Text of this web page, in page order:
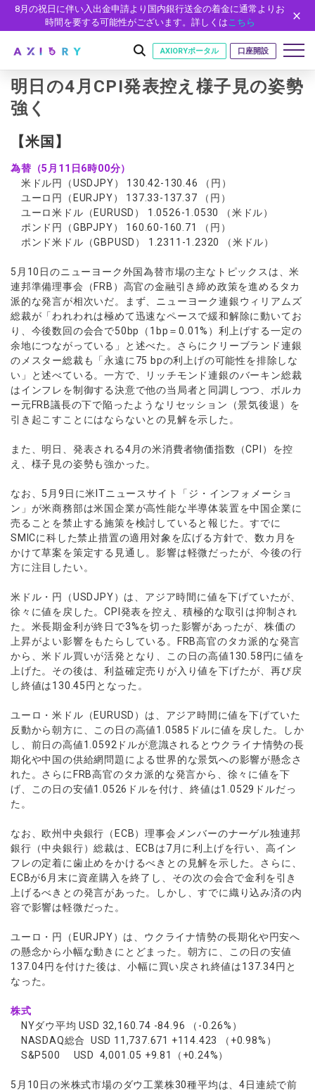
8月の祝日に伴い入出金申請より国内銀行送金の着金に通常よりお
時間を要する可能性がございます。詳しくはこちら
ライセンス
安全性
取引商品
FX（通貨ペア）
現物株式
株式CFD
株価指数CFD
エネルギーCFD
貴金属CFD
ソフトコモディティCFD
NEW
バトルCFD
取引条件
スプレッド・手数料
ゼロカットとロスカット
スワップとロールオーバー
入出金方法
レバレッジ
NEW
約定率
取引時間
取引計算シミュレーター
注文執行ポリシー
経済指標・予測カレンダー
休眠口座と凍結口座
口座
口座の種類
口座タイプ
ゼロ口座
デモ口座
ウォレット口座
NEW
口座開設
口座開設フォーム
開設方法
プラットフォーム
プラットフォーム
MT5
MT4
cTrader
AXIORYアプリ
AXIORYポータル
ツール
MT4/MT5 ヒストリカルデータ
EA(エキスパートアドバイザー)
カスタムインジケーター
日本時間表示インジケータ
ストライク インジケータ
MQLシグナル
通貨インデックス
パートナー
パートナーシップ・プログラム
イントロデュース・パートナープログラム（IP）
特別・VIPプログラム
NEW
ニュース
ニュースリリース
お知らせ
マーケットニュース
コーポレートニュース
キャンペーン
トレードガイド
NEW
会社概要
企業情報
会社概要
役員紹介
お問合せ
よくあるご質問
日本語
عربى
English
Русский
ไทย
口座開設する
デモ口座を開設する
法人のお客様は こちら
AXIORYポータル 口座開設
明日の4月CPI発表控え様子見の姿勢
強く
【米国】
為替（5月11日6時00分）
米ドル円（USDJPY） 130.42-130.46 （円）
ユーロ円（EURJPY） 137.33-137.37 （円）
ユーロ米ドル（EURUSD） 1.0526-1.0530 （米ドル）
ポンド円（GBPJPY） 160.60-160.71 （円）
ポンド米ドル（GBPUSD） 1.2311-1.2320 （米ドル）
5月10日のニューヨーク外国為替市場の主なトピックスは、米
連邦準備理事会（FRB）高官の金融引き締め政策を進めるタカ
派的な発言が相次いだ。まず、ニューヨーク連銀ウィリアムズ
総裁が「われわれは極めて迅速なペースで緩和解除に動いてお
り、今後数回の会合で50bp（1bp＝0.01%）利上げする一定の
余地につながっている」と述べた。さらにクリーブランド連銀
のメスター総裁も「永遠に75 bpの利上げの可能性を排除しな
い」と述べている。一方で、リッチモンド連銀のバーキン総裁
はインフレを制御する決意で他の当局者と同調しつつ、ボルカ
ー元FRB議長の下で陥ったようなリセッション（景気後退）を
引き起こすことにはならないとの見解を示した。
また、明日、発表される4月の米消費者物価指数（CPI）を控
え、様子見の姿勢も強かった。
なお、5月9日に米ITニュースサイト「ジ・インフォメーショ
ン」が米商務部は米国企業が高性能な半導体装置を中国企業に
売ることを禁止する施策を検討していると報じた。すでに
SMICに科した禁止措置の適用対象を広げる方針で、数カ月を
かけて草案を策定する見通し。影響は軽微だったが、今後の行
方に注目したい。
米ドル・円（USDJPY）は、アジア時間に値を下げていたが、
徐々に値を戻した。CPI発表を控え、積極的な取引は抑制され
た。米長期金利が終日で3%を切った影響があったが、株価の
上昇がよい影響をもたらしている。FRB高官のタカ派的な発言
から、米ドル買いが活発となり、この日の高値130.58円に値を
上げた。その後は、利益確定売りが入り値を下げたが、再び戻
し終値は130.45円となった。
ユーロ・米ドル（EURUSD）は、アジア時間に値を下げていた
反動から朝方に、この日の高値1.0585ドルに値を戻した。しか
し、前日の高値1.0592ドルが意識されるとウクライナ情勢の長
期化や中国の供給網問題による世界的な景気への影響が懸念さ
れた。さらにFRB高官のタカ派的な発言から、徐々に値を下
げ、この日の安値1.0526ドルを付け、終値は1.0529ドルだっ
た。
なお、欧州中央銀行（ECB）理事会メンバーのナーゲル独連邦
銀行（中央銀行）総裁は、ECBは7月に利上げを行い、高イン
フレの定着に歯止めをかけるべきとの見解を示した。さらに、
ECBが6月末に資産購入を終了し、その次の会合で金利を引き
上げるべきとの発言があった。しかし、すでに織り込み済の内
容で影響は軽微だった。
ユーロ・円（EURJPY）は、ウクライナ情勢の長期化や円安へ
の懸念から小幅な動きにとどまった。朝方に、この日の安値
137.04円を付けた後は、小幅に買い戻され終値は137.34円と
なった。
株式
NYダウ平均 USD 32,160.74 -84.96 （-0.26%）
NASDAQ総合 USD 11,737.671 +114.423 （+0.98%）
S&P500 USD 4,001.05 +9.81（+0.24%）
5月10日の米株式市場のダウ工業株30種平均は、4日連続で前